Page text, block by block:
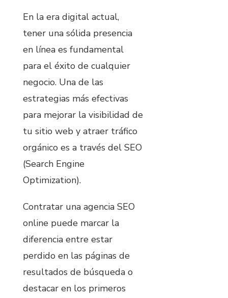
En la era digital actual,
tener una sólida presencia
en línea es fundamental
para el éxito de cualquier
negocio. Una de las
estrategias más efectivas
para mejorar la visibilidad de
tu sitio web y atraer tráfico
orgánico es a través del SEO
(Search Engine
Optimization).
Contratar una agencia SEO
online puede marcar la
diferencia entre estar
perdido en las páginas de
resultados de búsqueda o
destacar en los primeros